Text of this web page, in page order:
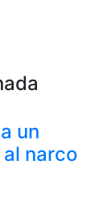
un
narco